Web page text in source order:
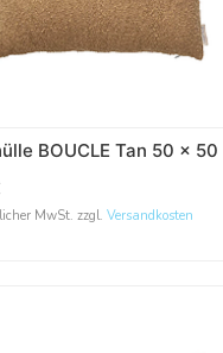
BOUCLE Tan 50 x 50
MwSt. zzgl. Versandkosten